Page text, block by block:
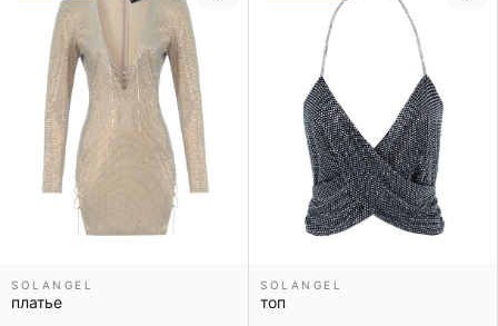
SOLANGEL
платье
SOLANGEL
топ